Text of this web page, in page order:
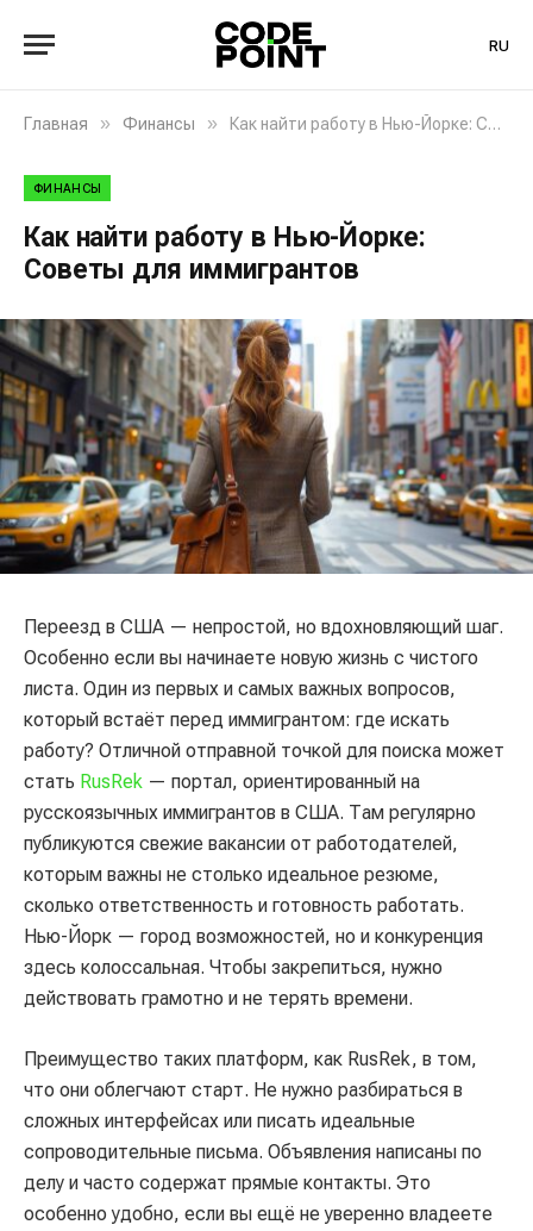
RU
Главная » Финансы » Как найти работу в Нью-Йорке: Советы для иммигрантов
ФИНАНСЫ
Как найти работу в Нью-Йорке:
Советы для иммигрантов
Переезд в США — непростой, но вдохновляющий шаг.
Особенно если вы начинаете новую жизнь с чистого
листа. Один из первых и самых важных вопросов,
который встаёт перед иммигрантом: где искать
работу? Отличной отправной точкой для поиска может
стать RusRek — портал, ориентированный на
русскоязычных иммигрантов в США. Там регулярно
публикуются свежие вакансии от работодателей,
которым важны не столько идеальное резюме,
сколько ответственность и готовность работать.
Нью-Йорк — город возможностей, но и конкуренция
здесь колоссальная. Чтобы закрепиться, нужно
действовать грамотно и не терять времени.
Преимущество таких платформ, как RusRek, в том,
что они облегчают старт. Не нужно разбираться в
сложных интерфейсах или писать идеальные
сопроводительные письма. Объявления написаны по
делу и часто содержат прямые контакты. Это
особенно удобно, если вы ещё не уверенно владеете